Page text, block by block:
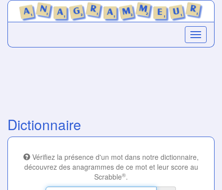
Dictionnaire
Vérifiez la présence d'un mot dans notre dictionnaire,
découvrez des anagrammes de ce mot et leur score au
Scrabble®.